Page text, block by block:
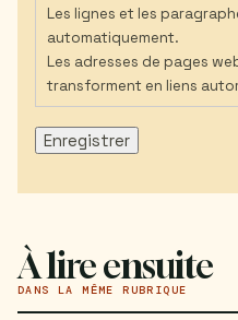
Les lignes et les
automatiquement.
Les adresses de pages
transforment en liens
À lire ensuite
DANS LA MÊME RUBRIQUE